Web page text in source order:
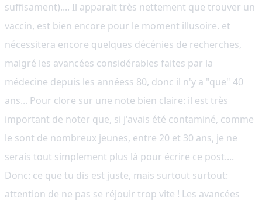
suffisament).... Il apparait très nettement que trouver un
vaccin, est bien encore pour le moment illusoire. et
nécessitera encore quelques décénies de recherches,
malgré les avancées considérables faites par la
médecine depuis les annéess 80, donc il n'y a "que" 40
ans... Pour clore sur une note bien claire: il est très
important de noter que, si j'avais été contaminé, comme
le sont de nombreux jeunes, entre 20 et 30 ans, je ne
serais tout simplement plus là pour écrire ce post....
Donc: ce que tu dis est juste, mais surtout surtout:
attention de ne pas se réjouir trop vite ! Les avancées